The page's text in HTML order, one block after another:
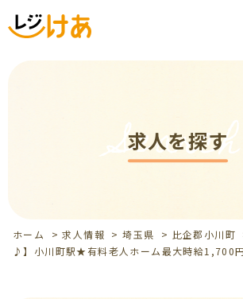
求人を探す
Search
ホーム >求人情報 >埼玉県 > 比企郡小川町
♪】小川町駅★有料老人ホーム最大時給1,700